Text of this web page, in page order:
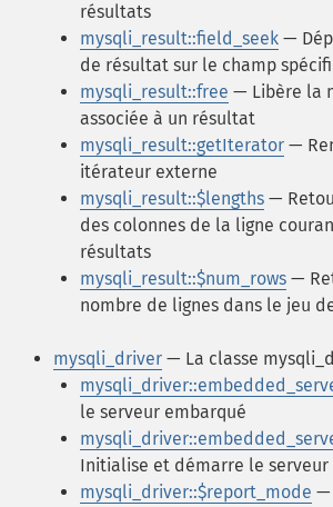
résultats
mysqli_result::field_seek —
de résultat sur le champ
mysqli_result::free — Libère la
associée à un résultat
mysqli_result::getIterator —
itérateur externe
mysqli_result::$lengths —
des colonnes de la ligne
résultats
mysqli_result::$num_rows —
nombre de lignes dans le jeu
mysqli_driver — La classe
le serveur embarqué
Initialise et démarre le serveur
mysqli_driver::$report_mode —